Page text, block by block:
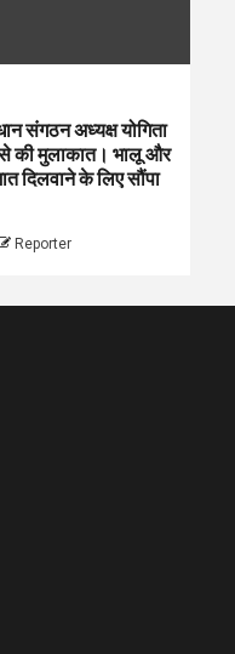
संगठन अध्यक्ष योगिता
से की मुलाकात। भालू और
दिलवाने के लिए सौंपा
Reporter